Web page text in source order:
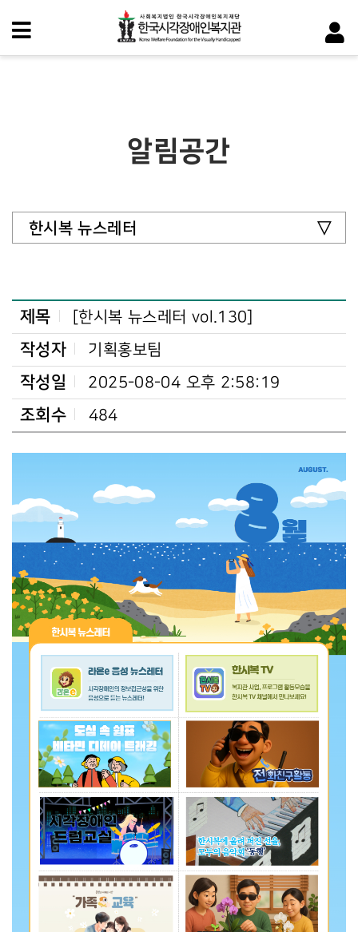
알림공간
한시복 뉴스레터
제목 [한시복 뉴스레터 vol.130]
작성자 기획홍보팀
작성일 2025-08-04 오후 2:58:19
조회수 484